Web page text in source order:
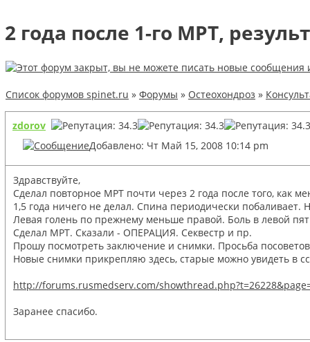
2 года после 1-го МРТ,
Список форумов spinet.ru » Форумы » Остеохондроз »
zdorov
Добавлено: Чт Май 15, 2008 10:14 pm
Здравствуйте,
Сделал повторное МРТ почти через 2 года после того, как
1,5 года ничего не делал. Спина периодически побаливает.
Левая голень по прежнему меньше правой. Боль в левой
Сделал МРТ. Сказали - ОПЕРАЦИЯ. Секвестр и пр.
Прошу посмотреть заключение и снимки. Просьба
Новые снимки прикрепляю здесь, старые можно увидеть в
http://forums.rusmedserv.com/
Заранее спасибо.